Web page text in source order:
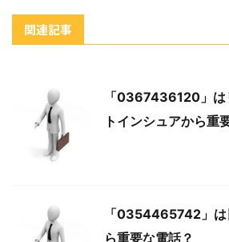
関連記事
「0367436120」は
トインシュアから重
「0354465742」は
ら重要な電話？